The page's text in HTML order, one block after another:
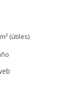
(útiles)